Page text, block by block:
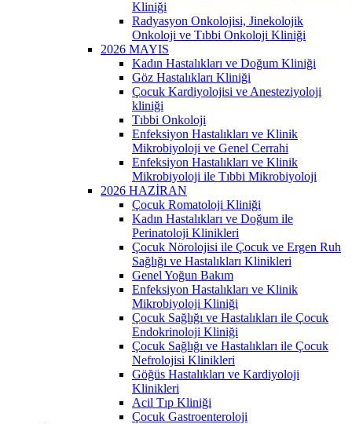
Kliniği
Radyasyon Onkolojisi, Jinekolojik
Onkoloji ve Tıbbi Onkoloji Kliniği
2026 MAYIS
Kadın Hastalıkları ve Doğum Kliniği
Göz Hastalıkları Kliniği
Çocuk Kardiyolojisi ve Anesteziyoloji
kliniği
Tıbbi Onkoloji
Enfeksiyon Hastalıkları ve Klinik
Mikrobiyoloji ve Genel Cerrahi
Enfeksiyon Hastalıkları ve Klinik
Mikrobiyoloji ile Tıbbi Mikrobiyoloji
2026 HAZİRAN
Çocuk Romatoloji Kliniği
Kadın Hastalıkları ve Doğum ile
Perinatoloji Klinikleri
Çocuk Nörolojisi ile Çocuk ve Ergen Ruh
Sağlığı ve Hastalıkları Klinikleri
Genel Yoğun Bakım
Enfeksiyon Hastalıkları ve Klinik
Mikrobiyoloji Kliniği
Çocuk Sağlığı ve Hastalıkları ile Çocuk
Endokrinoloji Kliniği
Çocuk Sağlığı ve Hastalıkları ile Çocuk
Nefrolojisi Klinikleri
Göğüs Hastalıkları ve Kardiyoloji
Klinikleri
Acil Tıp Kliniği
Çocuk Gastroenteroloji